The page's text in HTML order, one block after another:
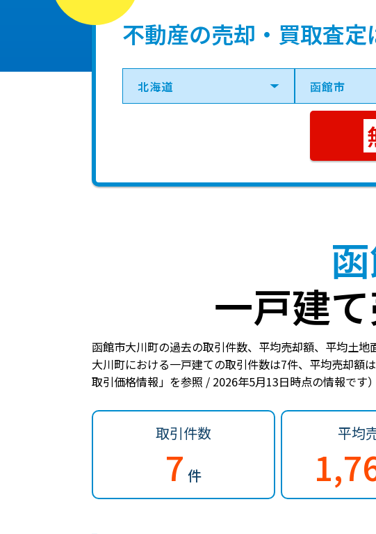
不動産の売却・買取査定
一戸建
函館市大川町の過去の取引件数、平均売却額、平均土地
大川町における一戸建ての取引件数は7件、 平均売却額
取引価格情報」を参照 / 2026年5月13日時点の情報です）
取引件数
7 件
平均